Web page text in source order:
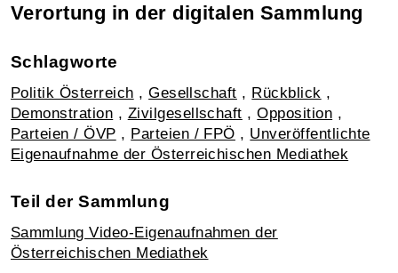
Verortung in der digitalen Sammlung
Schlagworte
Politik Österreich ,Gesellschaft , Rückblick ,
Demonstration , Zivilgesellschaft ,Opposition ,
Parteien / ÖVP , Parteien / FPÖ , Unveröffentlichte
Eigenaufnahme der Österreichischen Mediathek
Teil der Sammlung
Sammlung Video-Eigenaufnahmen der
Österreichischen Mediathek